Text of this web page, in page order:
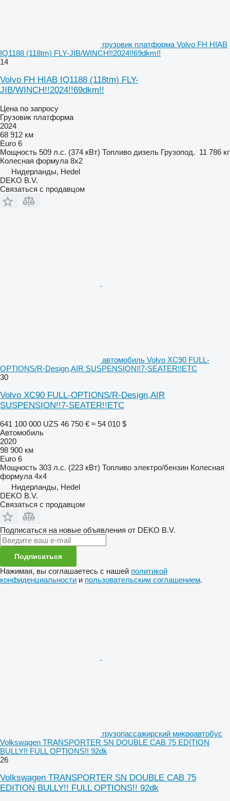
грузовик платформа Volvo FH HIAB
IQ1188 (118tm) FLY-JIB/WINCH!!2024!!69dkm!!
14
Volvo FH HIAB IQ1188 (118tm) FLY-
JIB/WINCH!!2024!!69dkm!!
Цена по запросу
Грузовик платформа
2024
68 912 км
Euro 6
Мощность 509 л.с. (374 кВт) Топливо дизель Грузопод. 11 786 кг
Колесная формула 8x2
Нидерланды, Hedel
DEKO B.V.
Связаться с продавцом
автомобиль Volvo XC90 FULL-
OPTIONS/R-Design,AIR SUSPENSION!!7-SEATER!!ETC
30
Volvo XC90 FULL-OPTIONS/R-Design,AIR
SUSPENSION!!7-SEATER!!ETC
641 100 000 UZS 46 750 € ≈ 54 010 $
Автомобиль
2020
98 900 км
Euro 6
Мощность 303 л.с. (223 кВт) Топливо электро/бензин Колесная
формула 4x4
Нидерланды, Hedel
DEKO B.V.
Связаться с продавцом
Подписаться на новые объявления от DEKO B.V.
Подписаться
Нажимая, вы соглашаетесь с нашей политикой
конфиденциальности и пользовательским соглашением.
грузопассажирский микроавтобус
Volkswagen TRANSPORTER SN DOUBLE CAB 75 EDITION
BULLY!! FULL OPTIONS!! 92dk
26
Volkswagen TRANSPORTER SN DOUBLE CAB 75
EDITION BULLY!! FULL OPTIONS!! 92dk